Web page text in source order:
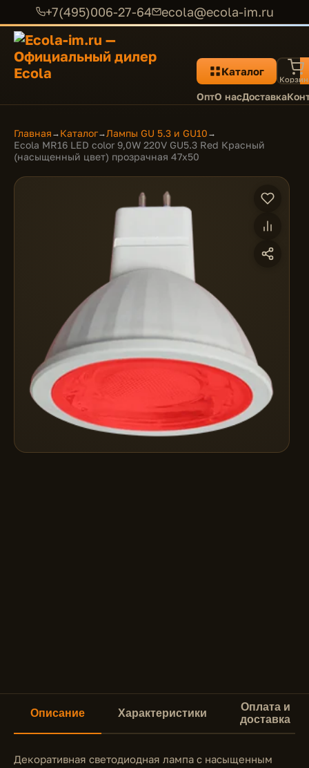
+7(495)006-27-64 ecola@ecola-im.ru
Каталог
ОптО насДоставка
Главная → Каталог→Лампы GU 5.3 и GU10 →
Ecola MR16 LED color 9,0W 220V GU5.3 Red Красный
(насыщенный цвет) прозрачная 47x50
Описание Характеристики
Оплата и
доставка
Декоративная светодиодная лампа с насыщенным